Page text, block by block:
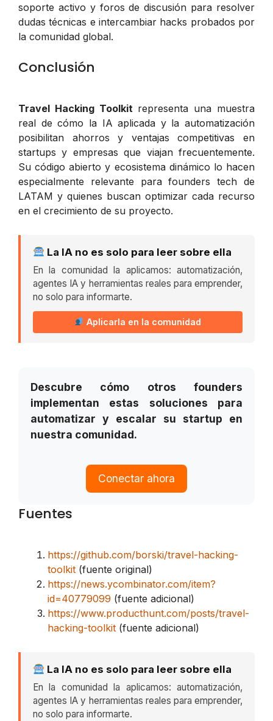
soporte activo y foros de discusión para resolver
dudas técnicas e intercambiar hacks probados por
la comunidad global.
Conclusión
Travel Hacking Toolkit representa una muestra
real de cómo la IA aplicada y la automatización
posibilitan ahorros y ventajas competitivas en
startups y empresas que viajan frecuentemente.
Su código abierto y ecosistema dinámico lo hacen
especialmente relevante para founders tech de
LATAM y quienes buscan optimizar cada recurso
en el crecimiento de su proyecto.
La IA no es solo para leer sobre ella
En la comunidad la aplicamos: automatización,
agentes IA y herramientas reales para emprender,
no solo para informarte.
Aplicarla en la comunidad
Descubre cómo otros founders
implementan estas soluciones para
automatizar y escalar su startup en
nuestra comunidad.
Conectar ahora
Fuentes
https://github.com/borski/travel-hacking-
toolkit (fuente original)
https://news.ycombinator.com/item?
id=40779099 (fuente adicional)
https://www.producthunt.com/posts/travel-
hacking-toolkit (fuente adicional)
La IA no es solo para leer sobre ella
En la comunidad la aplicamos: automatización,
agentes IA y herramientas reales para emprender,
no solo para informarte.